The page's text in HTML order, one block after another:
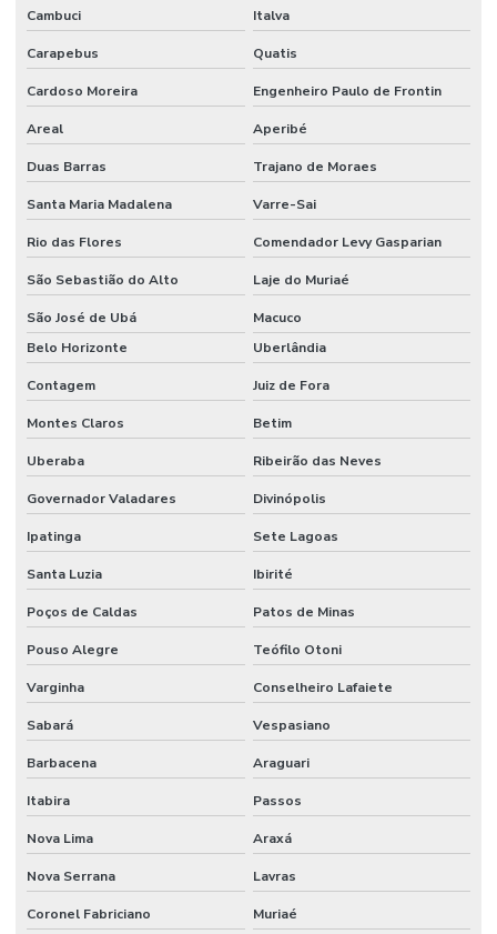
Cambuci Italva
Carapebus Quatis
Cardoso Moreira Engenheiro Paulo de Frontin
Areal Aperibé
Duas Barras Trajano de Moraes
Santa Maria Madalena Varre-Sai
Rio das Flores Comendador Levy Gasparian
São Sebastião do Alto Laje do Muriaé
São José de Ubá
Macuco
Belo Horizonte
Uberlândia
Contagem Juiz de Fora
Montes Claros Betim
Uberaba Ribeirão das Neves
Governador Valadares Divinópolis
Ipatinga Sete Lagoas
Santa Luzia Ibirité
Poços de Caldas Patos de Minas
Pouso Alegre Teófilo Otoni
Varginha Conselheiro Lafaiete
Sabará Vespasiano
Barbacena Araguari
Itabira Passos
Nova Lima Araxá
Nova Serrana Lavras
Coronel Fabriciano Muriaé